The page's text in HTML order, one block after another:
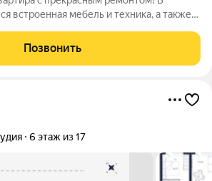
встроенная мебель и техника, а также
а окна в квартире выходят на
с
Позвонить
6 этаж из 17